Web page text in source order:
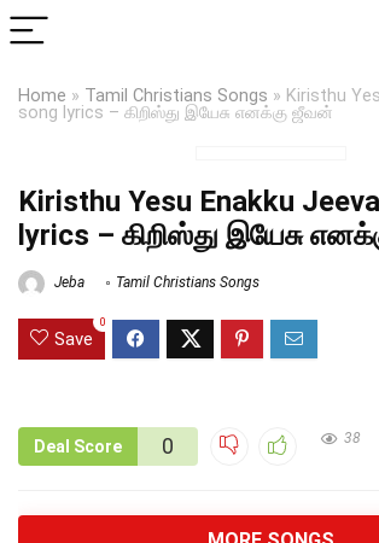
Home » Tamil Christians Songs » Kiristhu
song lyrics – கிறிஸ்து இயேசு எனக்கு ஜீவன்
Kiristhu Yesu Enakku
lyrics – கிறிஸ்து இயேசு
Jeba Tamil Christians Songs
Save
0
Deal Score 0 38